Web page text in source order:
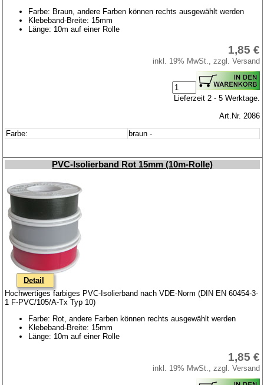
Farbe: Braun, andere Farben können rechts ausgewählt werden
Klebeband-Breite: 15mm
Länge: 10m auf einer Rolle
1,85 €
inkl. 19% MwSt., zzgl. Versand
Lieferzeit 2 - 5 Werktage.
Art.Nr. 2086
Farbe: braun -
PVC-Isolierband Rot 15mm (10m-Rolle)
Detail
Hochwertiges farbiges PVC-Isolierband nach VDE-Norm (DIN EN 60454-3-
1 F-PVC/105/A-Tx Typ 10)
Farbe: Rot, andere Farben können rechts ausgewählt werden
Klebeband-Breite: 15mm
Länge: 10m auf einer Rolle
1,85 €
inkl. 19% MwSt., zzgl. Versand